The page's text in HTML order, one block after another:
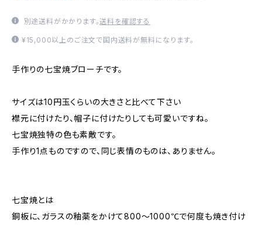
別途送料がかかります。送料を確認する
¥15,000以上のご注文で国内送料が無料になります。
手作りの七宝焼ブローチです。
サイズは10円玉くらいの大きさと比べて下さい
襟元に付けたり、帽子に付けたりしても可愛いですね。
七宝焼独特の色も素敵です。
手作り1点ものですので、同じ表情のものは、ありません。
七宝焼とは
銅板に、ガラスの釉薬をかけて800〜1000℃で何度も焼き付け